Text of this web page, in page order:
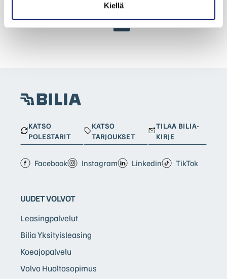
Kiellä
1 2
KATSO
POLESTARIT
KATSO
TARJOUKSET
TILAA BILIA-
KIRJE
Facebook Instagram Linkedin TikTok
UUDET VOLVOT
Leasingpalvelut
Bilia Yksityisleasing
Koeajopalvelu
Volvo Huoltosopimus